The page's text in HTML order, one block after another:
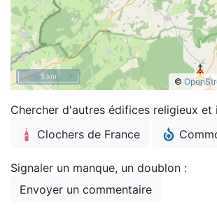
©
5 km
Chercher d'autres édifices religieux et
Clochers de France
Signaler un manque, un doublon :
Envoyer un commentaire